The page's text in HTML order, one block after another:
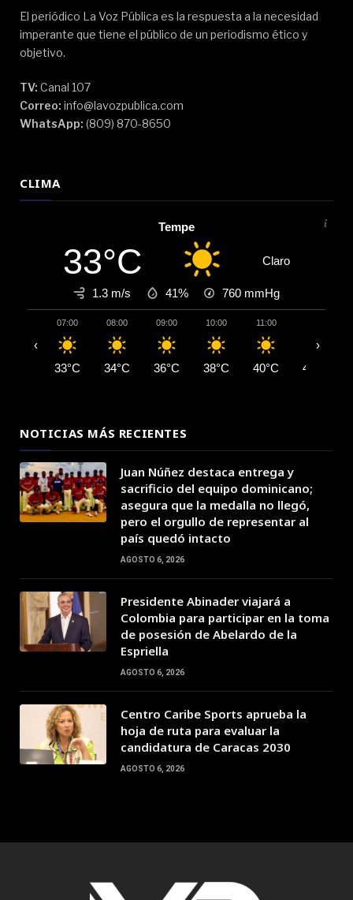
El periódico La Voz Pública es la respuesta a la necesidad
imperante que tiene el público de un periodismo ético y
objetivo.
TV: Canal 107
Correo: info@lavozpublica.com
WhatsApp: (809) 870-8650
CLIMA
Tempe
33°C Claro
1.3 m/s 41% 760 mmHg
07:00
33°C
08:00
34°C
09:00
36°C
10:00
38°C
11:00
40°C 41°C
‹ ›
NOTICIAS MÁS RECIENTES
Juan Núñez destaca entrega y
sacrificio del equipo dominicano;
asegura que la medalla no llegó,
pero el orgullo de representar al
país quedó intacto
AGOSTO 6, 2026
Presidente Abinader viajará a
Colombia para participar en la toma
de posesión de Abelardo de la
Espriella
AGOSTO 6, 2026
Centro Caribe Sports aprueba la
hoja de ruta para evaluar la
candidatura de Caracas 2030
AGOSTO 6, 2026